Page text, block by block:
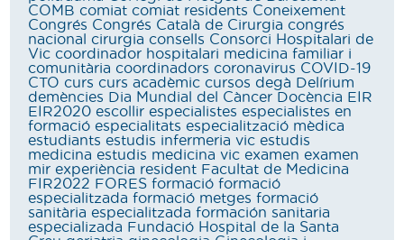
COMB comiat comiat residents Coneixement
Congrés Congrés Català de Cirurgia congrés
nacional cirurgia consells Consorci Hospitalari de
Vic coordinador hospitalari medicina familiar i
comunitària coordinadors coronavirus COVID-19
CTO curs curs acadèmic cursos degà Delírium
demències Dia Mundial del Càncer Docència EIR
EIR2020 escollir especialistes especialistes en
formació especialitats especialització mèdica
estudiants estudis infermeria vic estudis
medicina estudis medicina vic examen examen
mir experiència resident Facultat de Medicina
FIR2022 FORES formació formació
especialitzada formació metges formació
sanitària especialitzada formación sanitaria
especializada Fundació Hospital de la Santa